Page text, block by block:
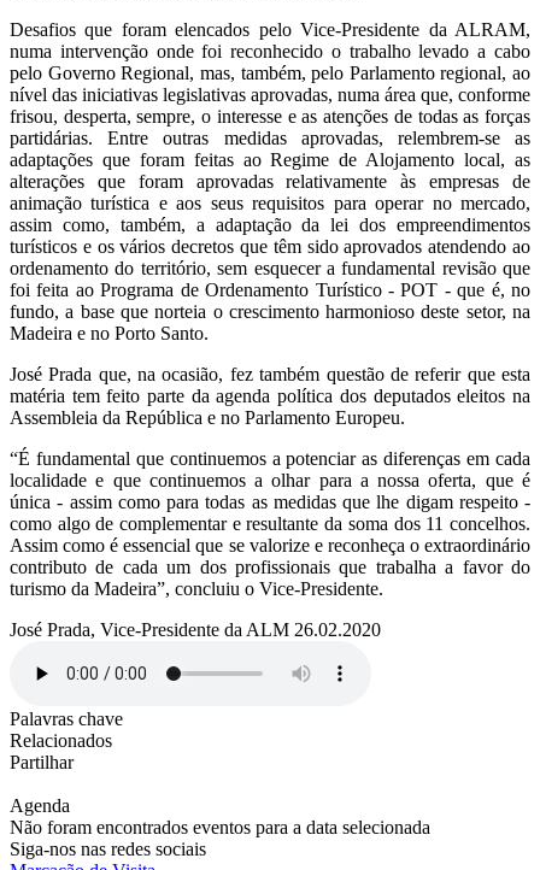
Desafios que foram elencados pelo Vice-Presidente da ALRAM,
numa intervenção onde foi reconhecido o trabalho levado a cabo
pelo Governo Regional, mas, também, pelo Parlamento regional, ao
nível das iniciativas legislativas aprovadas, numa área que, conforme
frisou, desperta, sempre, o interesse e as atenções de todas as forças
partidárias. Entre outras medidas aprovadas, relembrem-se as
adaptações que foram feitas ao Regime de Alojamento local, as
alterações que foram aprovadas relativamente às empresas de
animação turística e aos seus requisitos para operar no mercado,
assim como, também, a adaptação da lei dos empreendimentos
turísticos e os vários decretos que têm sido aprovados atendendo ao
ordenamento do território, sem esquecer a fundamental revisão que
foi feita ao Programa de Ordenamento Turístico - POT - que é, no
fundo, a base que norteia o crescimento harmonioso deste setor, na
Madeira e no Porto Santo.
José Prada que, na ocasião, fez também questão de referir que esta
matéria tem feito parte da agenda política dos deputados eleitos na
Assembleia da República e no Parlamento Europeu.
“É fundamental que continuemos a potenciar as diferenças em cada
localidade e que continuemos a olhar para a nossa oferta, que é
única - assim como para todas as medidas que lhe digam respeito -
como algo de complementar e resultante da soma dos 11 concelhos.
Assim como é essencial que se valorize e reconheça o extraordinário
contributo de cada um dos profissionais que trabalha a favor do
turismo da Madeira”, concluiu o Vice-Presidente.
José Prada, Vice-Presidente da ALM 26.02.2020
Palavras chave
Relacionados
Partilhar
Agenda
Não foram encontrados eventos para a data selecionada
Siga-nos nas redes sociais